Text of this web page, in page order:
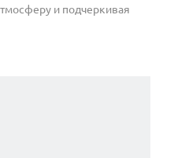
и подчеркивая